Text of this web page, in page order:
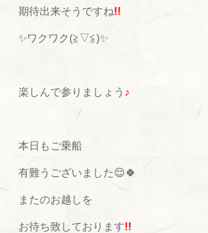
期待出来そうですね!!
✨ワクワク(≧▽≦)✨
楽しんで参りましょう ♪
本日もご乗船
有難うございました😌🍀
またのお越しを
お待ち致しております!!